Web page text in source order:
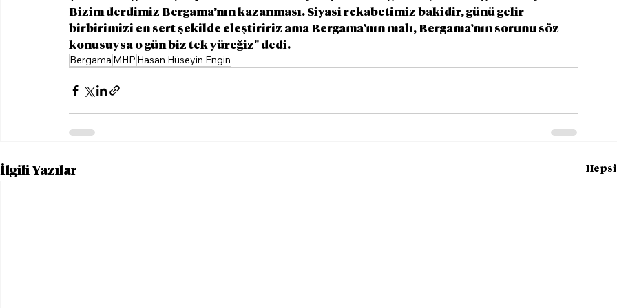
Bizim derdimiz Bergama’nın kazanması. Siyasi rekabetimiz bakidir, günü gelir
birbirimizi en sert şekilde eleştiririz ama Bergama’nın malı, Bergama’nın sorunu söz
konusuysa o gün biz tek yüreğiz" dedi.
Bergama MHP Hasan Hüseyin Engin
İlgili Yazılar